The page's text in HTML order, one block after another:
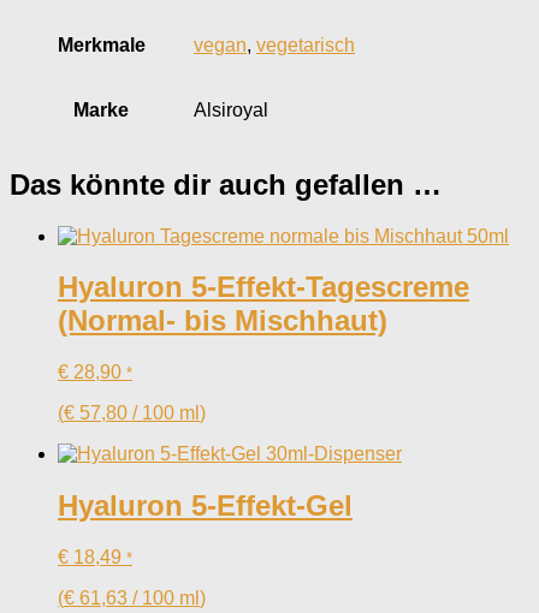
Merkmale vegan, vegetarisch
Marke Alsiroyal
Das könnte dir auch gefallen …
Hyaluron 5-Effekt-Tagescreme
(Normal- bis Mischhaut)
€ 28,90 *
(€ 57,80 / 100 ml )
Hyaluron 5-Effekt-Gel
€ 18,49 *
(€ 61,63 / 100 ml )